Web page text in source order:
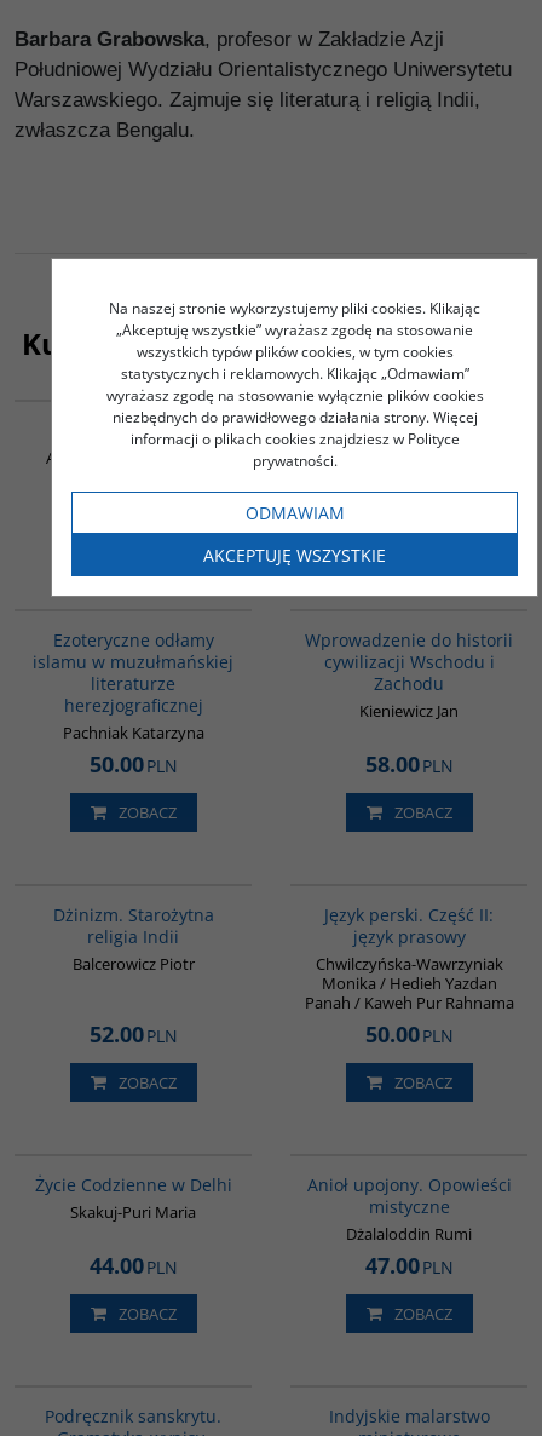
Barbara Grabowska, profesor w Zakładzie Azji
Południowej Wydziału Orientalistycznego Uniwersytetu
Warszawskiego. Zajmuje się literaturą i religią Indii,
zwłaszcza Bengalu.
Kupujący ten produkt kupili także:
Traktat o sufizmie
Al-Qasim Al-Qusayri Abu
62.00PLN
ZOBACZ
Świat wężowej Bogini
51.00PLN
ZOBACZ
00058G
Ezoteryczne odłamy
islamu w muzułmańskiej
literaturze
herezjograficznej
Pachniak Katarzyna
50.00PLN
ZOBACZ
G329
Wprowadzenie do historii
cywilizacji Wschodu i
Zachodu
Kieniewicz Jan
58.00PLN
ZOBACZ
Dżinizm. Starożytna
religia Indii
Balcerowicz Piotr
52.00PLN
ZOBACZ
Język perski. Część II:
język prasowy
Chwilczyńska-Wawrzyniak
Monika / Hedieh Yazdan
Panah / Kaweh Pur Rahnama
50.00PLN
ZOBACZ
Życie Codzienne w Delhi
Skakuj-Puri Maria
44.00PLN
ZOBACZ
Anioł upojony. Opowieści
mistyczne
Dżalaloddin Rumi
47.00PLN
ZOBACZ
Podręcznik sanskrytu.
Indyjskie malarstwo
Na naszej stronie wykorzystujemy pliki cookies. Klikając
„Akceptuję wszystkie” wyrażasz zgodę na stosowanie
wszystkich typów plików cookies, w tym cookies
statystycznych i reklamowych. Klikając „Odmawiam”
wyrażasz zgodę na stosowanie wyłącznie plików cookies
niezbędnych do prawidłowego działania strony. Więcej
informacji o plikach cookies znajdziesz w Polityce
prywatności.
ODMAWIAM
AKCEPTUJĘ WSZYSTKIE